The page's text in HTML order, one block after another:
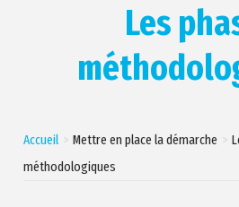
Les
Accueil Mettre en place la démarche
méthodologiques